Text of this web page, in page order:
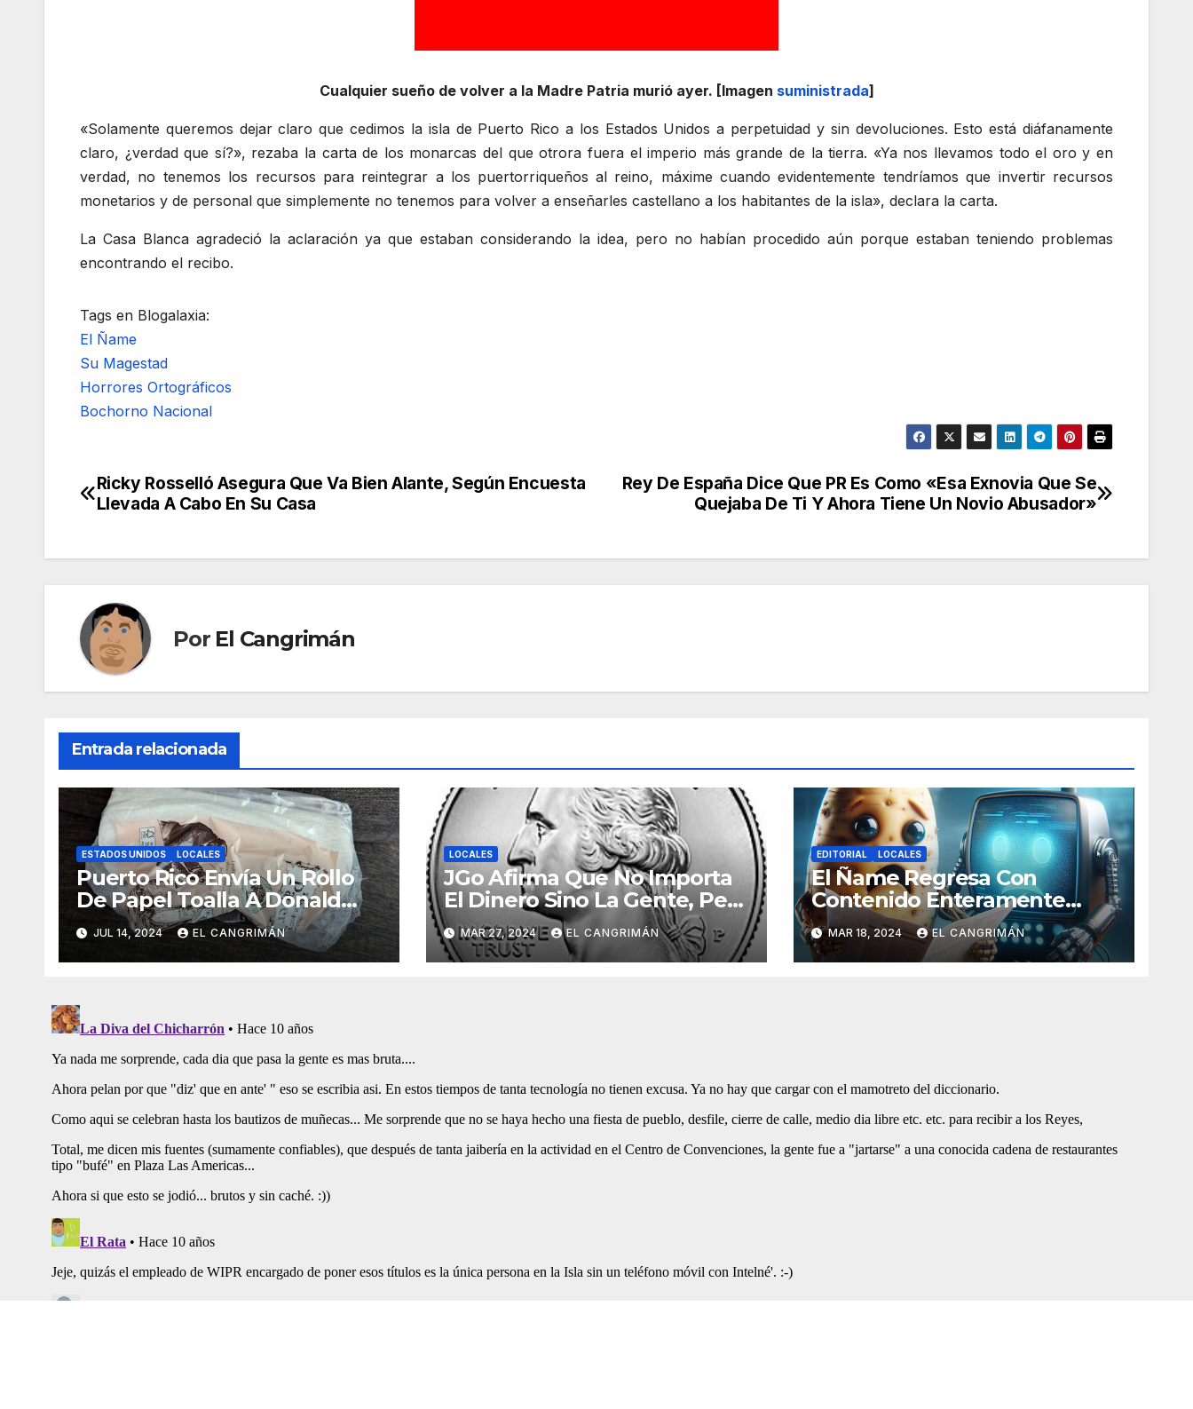
Cualquier sueño de volver a la Madre Patria murió ayer. [Imagen suministrada]
«Solamente queremos dejar claro que cedimos la isla de Puerto Rico a los Estados Unidos a perpetuidad y sin devoluciones. Esto está diáfanamente
claro, ¿verdad que sí?», rezaba la carta de los monarcas del que otrora fuera el imperio más grande de la tierra. «Ya nos llevamos todo el oro y en
verdad, no tenemos los recursos para reintegrar a los puertorriqueños al reino, máxime cuando evidentemente tendríamos que invertir recursos
monetarios y de personal que simplemente no tenemos para volver a enseñarles castellano a los habitantes de la isla», declara la carta.
La Casa Blanca agradeció la aclaración ya que estaban considerando la idea, pero no habían procedido aún porque estaban teniendo problemas
encontrando el recibo.
Tags en Blogalaxia:
El Ñame
Su Magestad
Horrores Ortográficos
Bochorno Nacional
Navegación
entradas
Rey De España Dice Que PR Es Como «Esa Exnovia Que Se
Quejaba De Ti Y Ahora Tiene Un Novio Abusador»
Ricky Rosselló Asegura Que Va Bien Alante, Según Encuesta
Llevada A Cabo En Su Casa
Por El Cangrimán
Entrada relacionada
ESTADOS UNIDOS LOCALES
Puerto Rico Envía Un Rollo
De Papel Toalla A Donald
Trump Pa’ Que Use Las Hojas
De Curita
JUL 14, 2024 EL CANGRIMÁN
LOCALES
JGo Afirma Que No Importa
El Dinero Sino La Gente, Pero
Pregunta: «¿De Verdad No
Tendrán Una Pejetita?»
MAR 27, 2024 EL CANGRIMÁN
EDITORIAL LOCALES
El Ñame Regresa Con
Contenido Enteramente
Generado Por Inteligencia
Artificial
MAR 18, 2024 EL CANGRIMÁN